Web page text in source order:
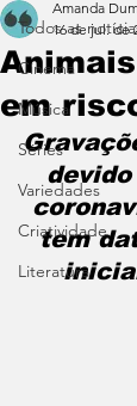
Todos as
Cinema
Música
Séries
Variedades
Criatividade
Literatura
em
Amanda
16 de jul. de
tem